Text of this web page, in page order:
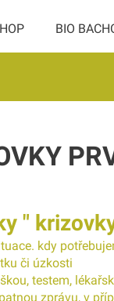
BIO
"
kdy
či úzkosti
testem,
zprávu, v